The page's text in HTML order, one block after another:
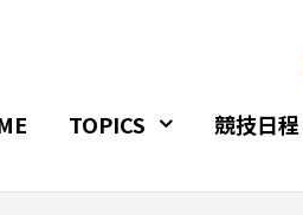
TOPICS 競技日程